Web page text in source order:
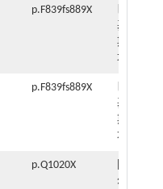
p.F839fs889X
巴
基
斯
坦
p.F839fs889X
巴
基
斯
坦
p.Q1020X
尔